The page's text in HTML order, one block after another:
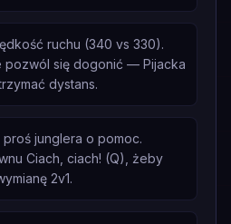
ruchu (340 vs 330).
pozwól się dogonić — Pijacka
dystans.
junglera o pomoc.
Ciach, ciach! (Q), żeby
2v1.